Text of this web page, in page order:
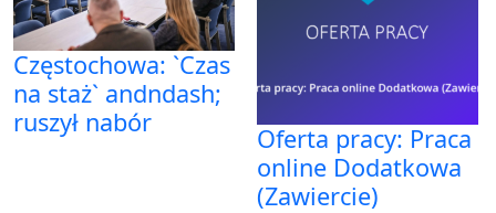
Częstochowa: `Czas
na staż` andndash;
ruszył nabór
Oferta pracy: Praca
online Dodatkowa
(Zawiercie)